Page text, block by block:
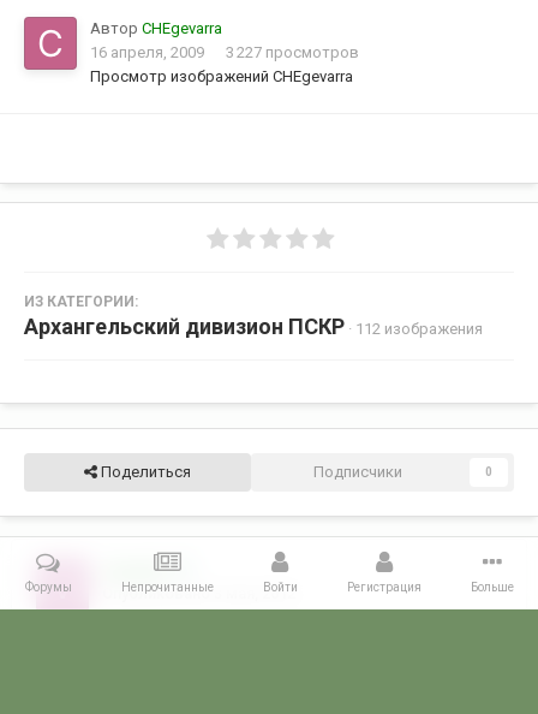
Автор CHEgevarra
16 апреля, 2009
3 227 просмотров
Просмотр изображений CHEgevarra
ИЗ КАТЕГОРИИ:
Архангельский дивизион ПСКР · 112 изображения
Поделиться Подписчики 0
voha022
Опубликовано 3 мая, 2012
Форумы Непрочитанные Войти Регистрация Больше